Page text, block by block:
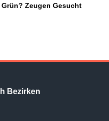
Grün? Zeugen Gesucht
Bezirken